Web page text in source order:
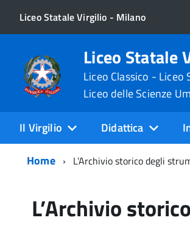
Liceo Statale Virgilio - Milano
Liceo Statale
Liceo Classico -
Liceo delle Scienze
Il Virgilio Didattica
Home
L’Archivio storico degli
L’Archivio